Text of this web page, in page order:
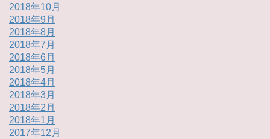
2018年10月
2018年9月
2018年8月
2018年7月
2018年6月
2018年5月
2018年4月
2018年3月
2018年2月
2018年1月
2017年12月